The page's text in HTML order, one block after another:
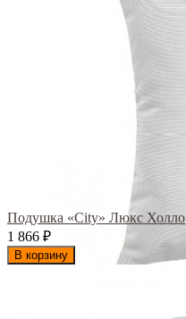
Подушка «City» Люкс Холло
1 866 ₽
В корзину